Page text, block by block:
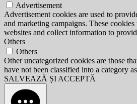
Advertisement
Advertisement cookies are used to
and marketing campaigns. These
websites and collect information to
Others
Others
Other uncategorized cookies are those
have not been classified into a category
SALVEAZĂ ȘI ACCEPTĂ